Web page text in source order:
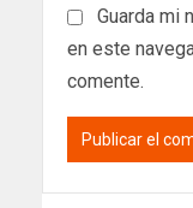
Guarda mi
en este
comente.